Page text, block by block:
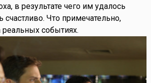
в результате чего им удалось
счастливо. Что примечательно,
событиях.